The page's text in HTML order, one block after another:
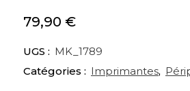
79,90 €
UGS : MK_1789
Catégories : Imprimantes,